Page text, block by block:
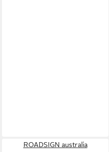
ROADSIGN australia